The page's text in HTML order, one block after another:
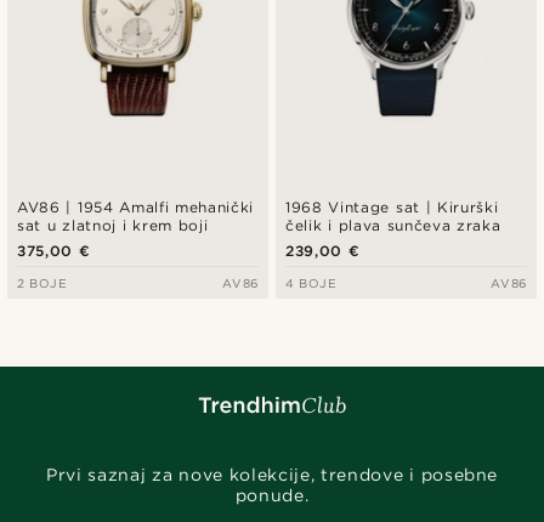
AV86 | 1954 Amalfi mehanički
sat u zlatnoj i krem boji
375,00 €
2 BOJE AV86
1968 Vintage sat | Kirurški
čelik i plava sunčeva zraka
239,00 €
4 BOJE AV86
Prvi saznaj za nove kolekcije, trendove i posebne
ponude.